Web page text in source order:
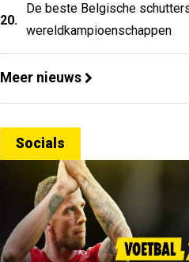
20.
De beste Belgische
wereldkampioenschappen
Meer nieuws
Socials